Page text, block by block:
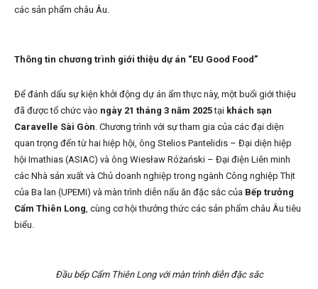
các sản phẩm châu Âu.
Thông tin chương trình giới thiệu dự án “EU Good Food”
Để đánh dấu sự kiện khởi động dự án ẩm thực này, một buổi giới thiệu
đã được tổ chức vào ngày 21 tháng 3 năm 2025tại khách sạn
Caravelle Sài Gòn. Chương trình với sự tham gia của các đại diện
quan trọng đến từ hai hiệp hội, ông Stelios Pantelidis – Đại diện hiệp
hội Imathias (ASIAC) và ông Wiesław Różański – Đại điện Liên minh
các Nhà sản xuất và Chủ doanh nghiệp trong ngành Công nghiệp Thịt
của Ba lan (UPEMI) và màn trình diễn nấu ăn đặc sắc của Bếp trưởng
Cẩm Thiên Long, cùng cơ hội thưởng thức các sản phẩm châu Âu tiêu
biểu.
Đầu bếp Cẩm Thiên Long với màn trình diễn đặc sắc